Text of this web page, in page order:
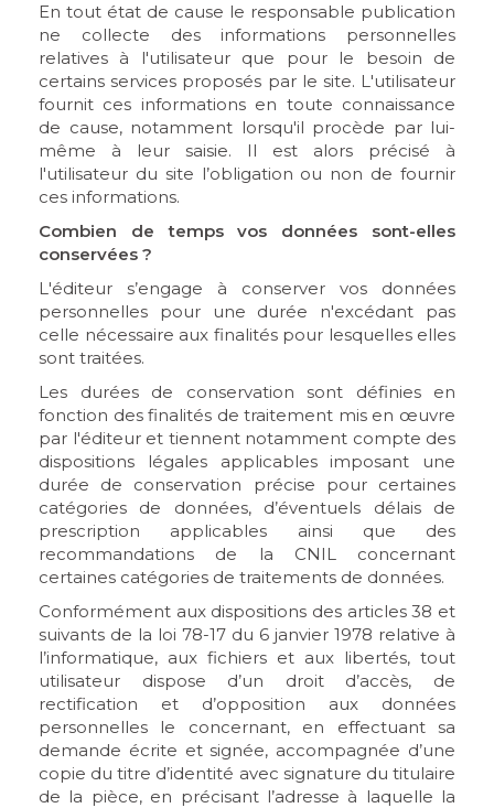
En tout état de cause le responsable publication
ne collecte des informations personnelles
relatives à l'utilisateur que pour le besoin de
certains services proposés par le site. L'utilisateur
fournit ces informations en toute connaissance
de cause, notamment lorsqu'il procède par lui-
même à leur saisie. Il est alors précisé à
l'utilisateur du site l’obligation ou non de fournir
ces informations.
Combien de temps vos données sont-elles
conservées ?
L'éditeur s’engage à conserver vos données
personnelles pour une durée n'excédant pas
celle nécessaire aux finalités pour lesquelles elles
sont traitées.
Les durées de conservation sont définies en
fonction des finalités de traitement mis en œuvre
par l'éditeur et tiennent notamment compte des
dispositions légales applicables imposant une
durée de conservation précise pour certaines
catégories de données, d’éventuels délais de
prescription applicables ainsi que des
recommandations de la CNIL concernant
certaines catégories de traitements de données.
Conformément aux dispositions des articles 38 et
suivants de la loi 78-17 du 6 janvier 1978 relative à
l’informatique, aux fichiers et aux libertés, tout
utilisateur dispose d’un droit d’accès, de
rectification et d’opposition aux données
personnelles le concernant, en effectuant sa
demande écrite et signée, accompagnée d’une
copie du titre d’identité avec signature du titulaire
de la pièce, en précisant l’adresse à laquelle la